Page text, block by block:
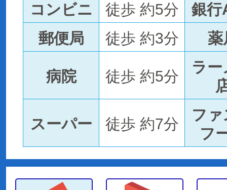
コンビニ 徒歩 約5分
銀行
郵便局
徒歩 約3分 薬
病院 徒歩 約5分
ラ
スーパー 徒歩 約7分
フ
フ